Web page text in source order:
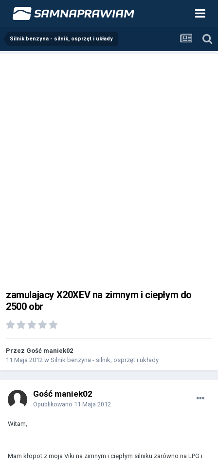
Silnik benzyna - silnik, osprzęt i układy
zamulajacy X20XEV na zimnym i ciepłym do
2500 obr
Przez Gość maniek02
11 Maja 2012 w Silnik benzyna - silnik, osprzęt i układy
Gość maniek02
Opublikowano 11 Maja 2012
Witam,
Mam kłopot z moja Viki na zimnym i ciepłym silniku zarówno na LPG i